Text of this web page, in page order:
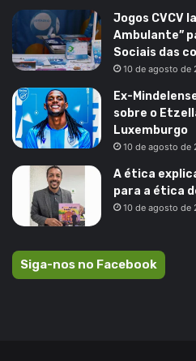
Jogos CVCV
Ambulante”
Sociais das
10 de agosto de
Ex-
sobre o
Luxemburgo
10 de agosto de
A ética
para a ética
10 de agosto de
Siga-nos no Facebook